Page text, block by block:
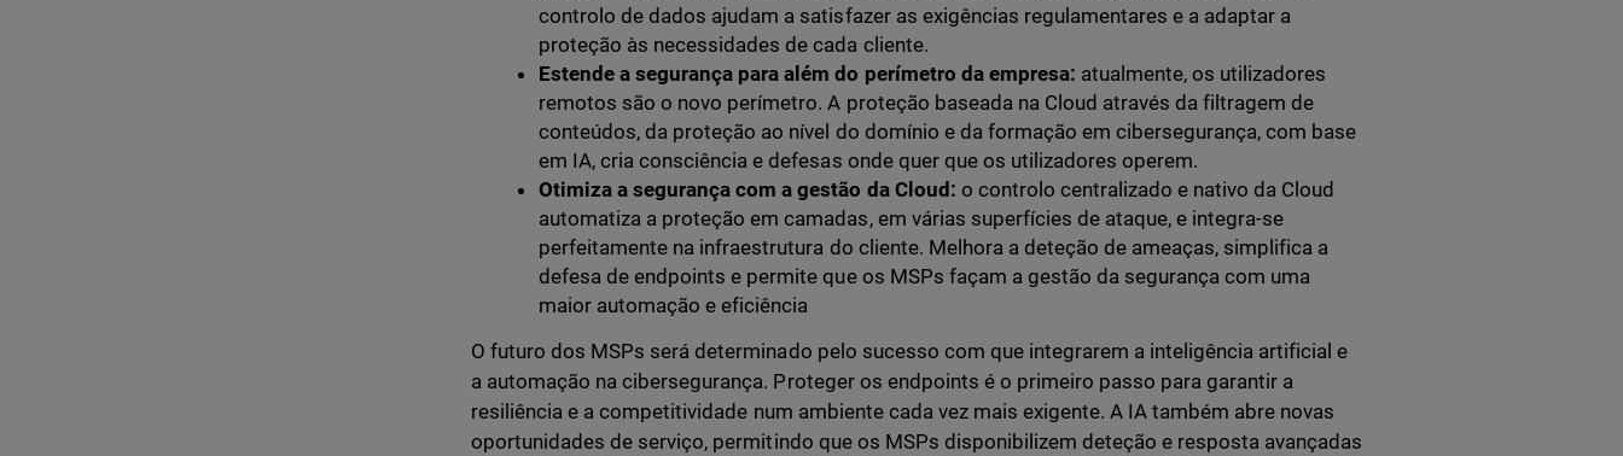
controlo de dados ajudam a satisfazer as exigências regulamentares e a adaptar a
proteção às necessidades de cada cliente.
Estende a segurança para além do perímetro da empresa: atualmente, os utilizadores
remotos são o novo perímetro. A proteção baseada na Cloud através da filtragem de
conteúdos, da proteção ao nível do domínio e da formação em cibersegurança, com base
em IA, cria consciência e defesas onde quer que os utilizadores operem.
Otimiza a segurança com a gestão da Cloud: o controlo centralizado e nativo da Cloud
automatiza a proteção em camadas, em várias superfícies de ataque, e integra-se
perfeitamente na infraestrutura do cliente. Melhora a deteção de ameaças, simplifica a
defesa de endpoints e permite que os MSPs façam a gestão da segurança com uma
maior automação e eficiência
O futuro dos MSPs será determinado pelo sucesso com que integrarem a inteligência artificial e
a automação na cibersegurança. Proteger os endpoints é o primeiro passo para garantir a
resiliência e a competitividade num ambiente cada vez mais exigente. A IA também abre novas
oportunidades de serviço, permitindo que os MSPs disponibilizem deteção e resposta avançadas